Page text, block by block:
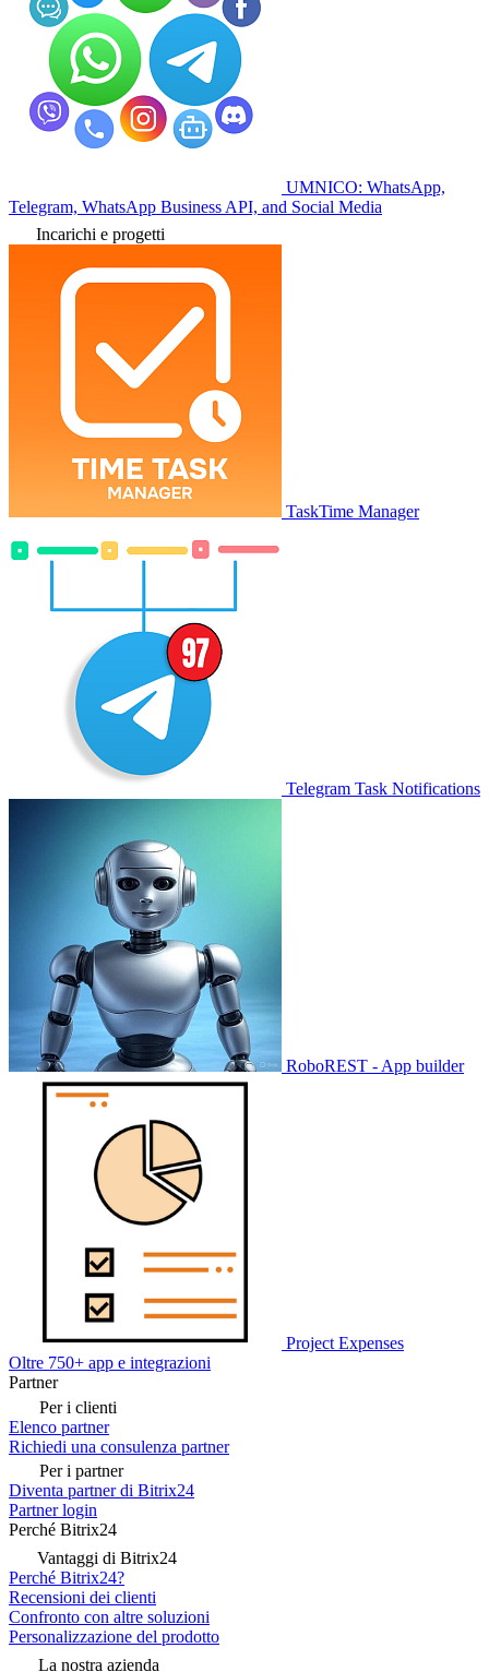
UMNICO: WhatsApp,
Telegram, WhatsApp Business API, and Social Media
Incarichi e progetti
TaskTime Manager
Telegram Task Notifications
RoboREST - App builder
Project Expenses
Oltre 750+ app e integrazioni
Partner
Per i clienti
Elenco partner
Richiedi una consulenza partner
Per i partner
Diventa partner di Bitrix24
Partner login
Perché Bitrix24
Vantaggi di Bitrix24
Perché Bitrix24?
Recensioni dei clienti
Confronto con altre soluzioni
Personalizzazione del prodotto
La nostra azienda